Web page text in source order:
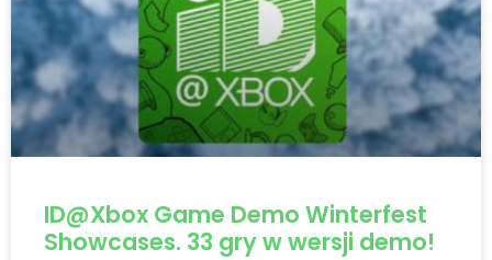
ID@Xbox Game Demo Winterfest
Showcases. 33 gry w wersji demo!